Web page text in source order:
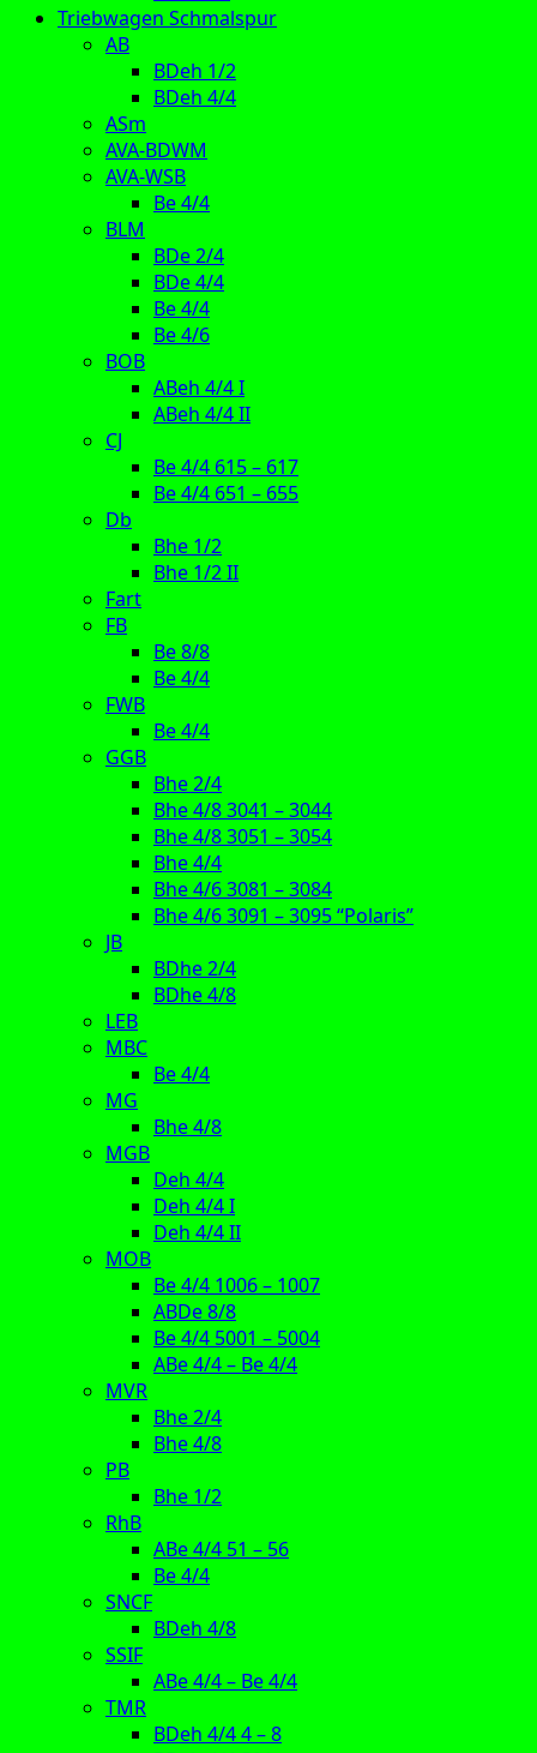
Triebwagen Schmalspur
AB
BDeh 1/2
BDeh 4/4
ASm
AVA-BDWM
AVA-WSB
Be 4/4
BLM
BDe 2/4
BDe 4/4
Be 4/4
Be 4/6
BOB
ABeh 4/4 I
ABeh 4/4 II
CJ
Be 4/4 615 – 617
Be 4/4 651 – 655
Db
Bhe 1/2
Bhe 1/2 II
Fart
FB
Be 8/8
Be 4/4
FWB
Be 4/4
GGB
Bhe 2/4
Bhe 4/8 3041 – 3044
Bhe 4/8 3051 – 3054
Bhe 4/4
Bhe 4/6 3081 – 3084
Bhe 4/6 3091 – 3095 “Polaris”
JB
BDhe 2/4
BDhe 4/8
LEB
MBC
Be 4/4
MG
Bhe 4/8
MGB
Deh 4/4
Deh 4/4 I
Deh 4/4 II
MOB
Be 4/4 1006 – 1007
ABDe 8/8
Be 4/4 5001 – 5004
ABe 4/4 – Be 4/4
MVR
Bhe 2/4
Bhe 4/8
PB
Bhe 1/2
RhB
ABe 4/4 51 – 56
Be 4/4
SNCF
BDeh 4/8
SSIF
ABe 4/4 – Be 4/4
TMR
BDeh 4/4 4 – 8